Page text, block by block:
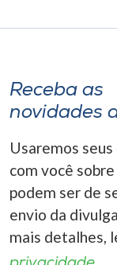
Receba as
novidades
Usaremos
com você
podem ser de
envio da
mais detalhes,